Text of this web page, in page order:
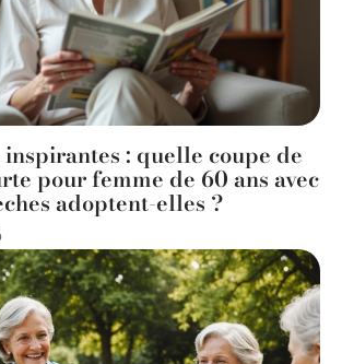
: quelle coupe de
pour femme de 60 ans avec
adoptent-elles ?